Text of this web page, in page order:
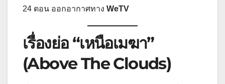
24 ตอน ออกอากาศทาง WeTV
เรื่องย่อ “เหนือเมฆา”
(Above The Clouds)